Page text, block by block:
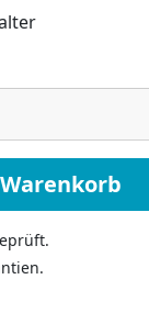
- Smetba Menge